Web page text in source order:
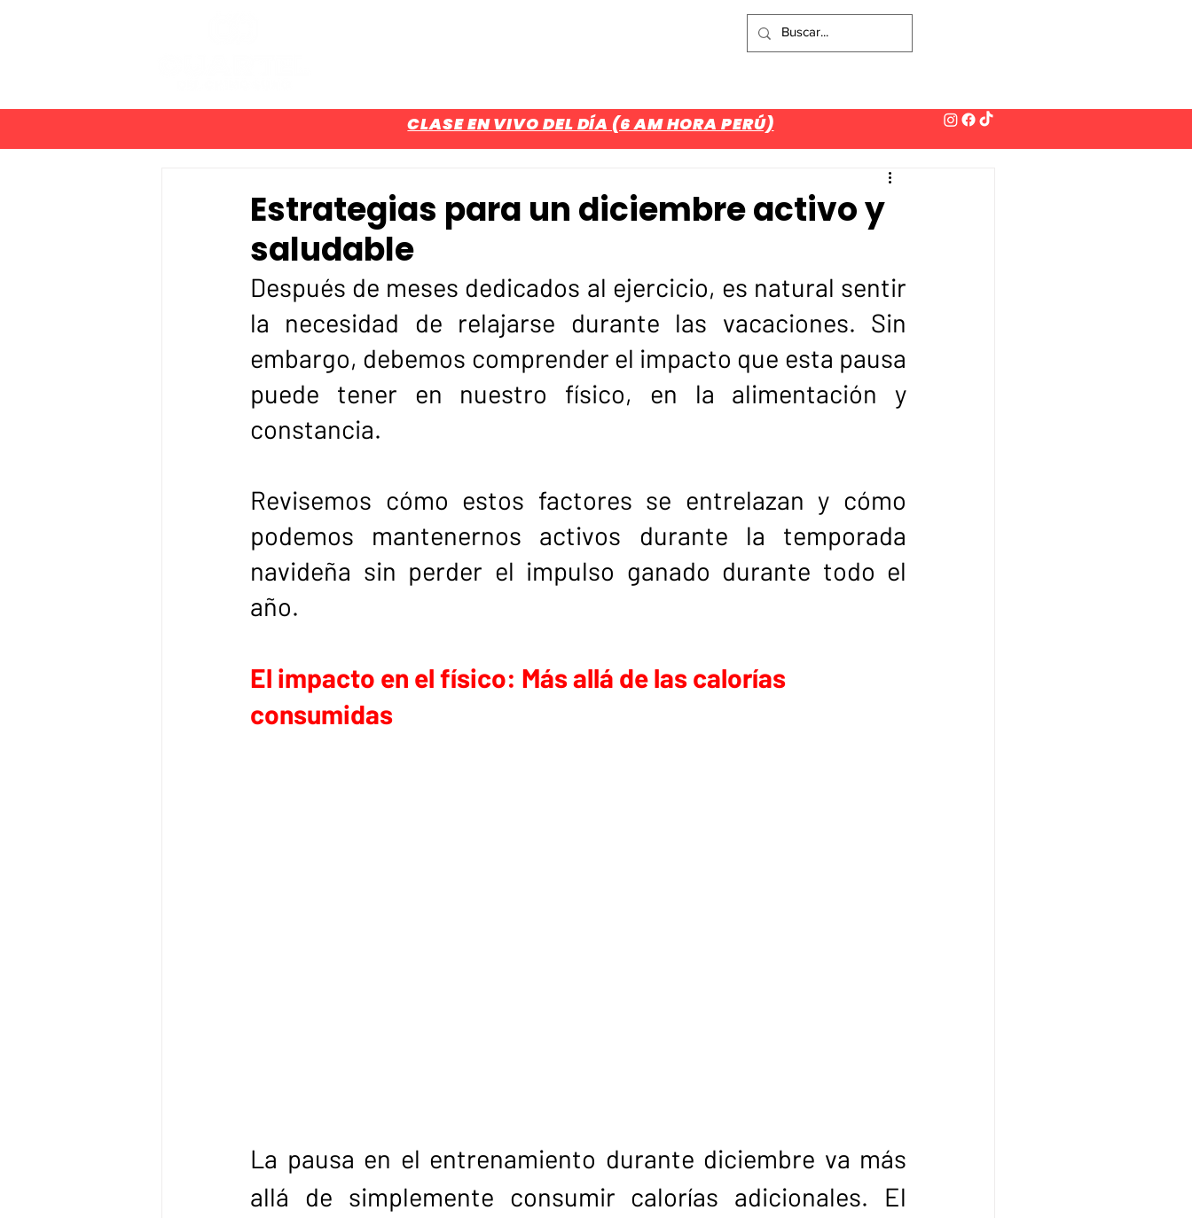
CLASE EN VIVO DEL DÍA (6 AM HORA PERÚ)
Estrategias para un diciembre activo y
saludable
Después de meses dedicados al ejercicio, es natural sentir
la necesidad de relajarse durante las vacaciones. Sin
embargo, debemos comprender el impacto que esta pausa
puede tener en nuestro físico, en la alimentación y
constancia.
Revisemos cómo estos factores se entrelazan y cómo
podemos mantenernos activos durante la temporada
navideña sin perder el impulso ganado durante todo el
año.
El impacto en el físico: Más allá de las calorías
consumidas
La pausa en el entrenamiento durante diciembre va más
allá de simplemente consumir calorías adicionales. El